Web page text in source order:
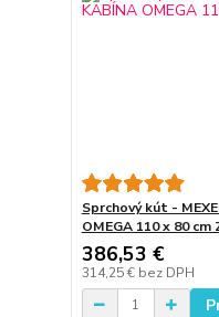
Sprchový kút -
OMEGA 110 x 80 cm
386,53 €
314,25 € bez DPH